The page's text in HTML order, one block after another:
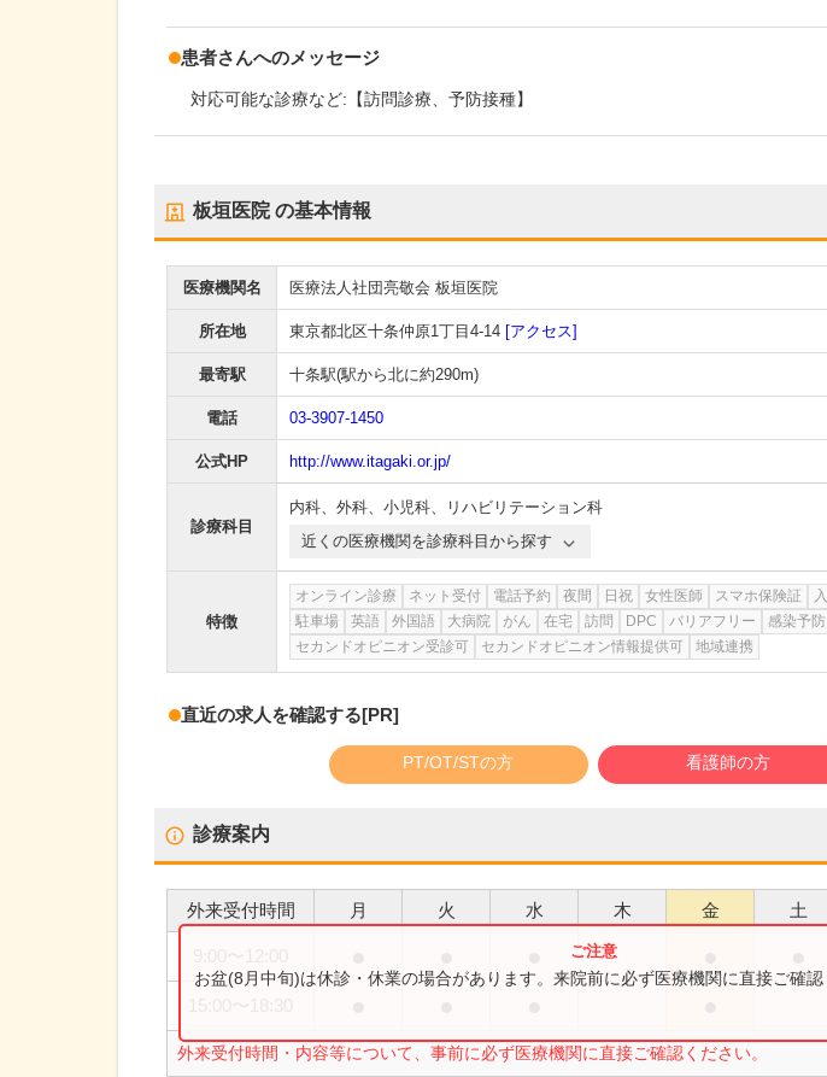
患者さんへのメッセージ
対応可能な診療など:【訪問診療、予防接種】
板垣医院の基本情報
医療機関名 医療法人社団亮敬会 板垣医院
所在地 東京都北区十条仲原1丁目4-14 [アクセス]
最寄駅 十条駅(駅から北に約290m)
電話 03-3907-1450
公式HP http://www.itagaki.or.jp/
診療科目
内科、 外科、 小児科、
リハビリテーション科
近くの医療機関を診療科目から探す
特徴
オンライン診療 ネット受付 電話予約 夜間 日祝 女性医師 スマホ保険証
駐車場
英語 外国語 大病院 がん 在宅 訪問 DPC バリアフリー
感染予防
セカンドオピニオン受診可
セカンドオピニオン情報提供可 地域連携
直近の求人を確認する[PR]
PT/OT/STの方 看護師の方
診療案内
外来受付時間 月 火 水 木 金 土
外来受付時間・内容等について、事前に必ず医療機関に直接ご確認ください。
お盆(8月中旬)は休診・休業の場合があります。来院前に必ず医療機関に直接ご確認